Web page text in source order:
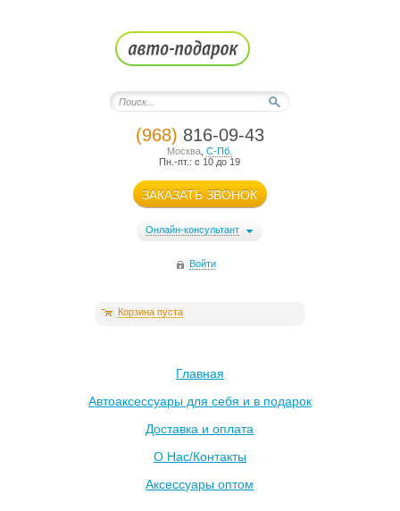
(968) 816-09-43
Москва ,С-Пб.
Пн.-пт.: с 10 до 19
ЗАКАЗАТЬ ЗВОНОК
Онлайн-консультант
Войти
Корзина пуста
Главная
Автоаксессуары для себя и в подарок
Доставка и оплата
О Нас/Контакты
Аксессуары оптом